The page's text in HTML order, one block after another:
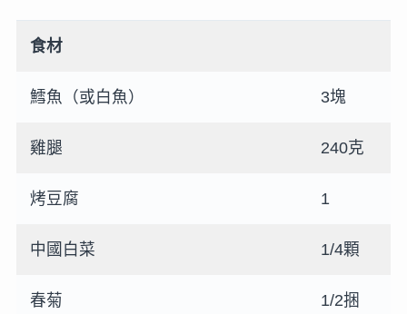
食材
鱈魚（或白魚） 3塊
雞腿 240克
烤豆腐 1
中國白菜 1/4顆
春菊 1/2捆